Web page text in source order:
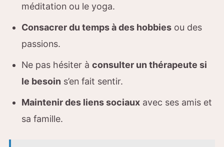
méditation ou le yoga.
Consacrer du temps à des hobbies ou des
passions.
Ne pas hésiter àconsulter un thérapeute si
le besoin s’en fait sentir.
Maintenir des liens sociaux avec ses amis et
sa famille.